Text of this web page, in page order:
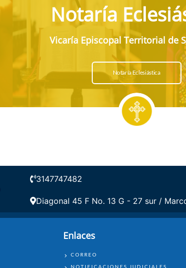
Notaría
Vicaría Episcopal Territorial de
Notaría Eclesiástica
3147747482
Diagonal 45 F No. 13 G - 27 sur /
Enlaces
ENLACES
CORREO
NOTIFICACIONES JUDICIALES